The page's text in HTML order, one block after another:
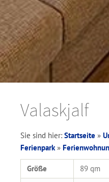
Valaskjalf
Sie sind hier: Startseite »
Ferienpark»
Größe
89 qm